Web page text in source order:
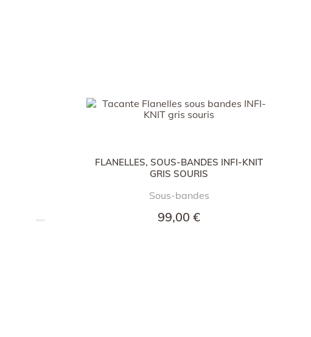
FLANELLES, SOUS-BANDES INFI-KNIT
GRIS SOURIS
Sous-bandes
99,00 €